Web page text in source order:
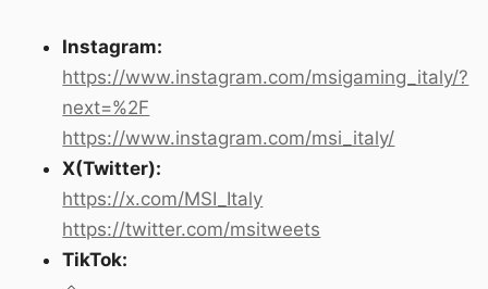
Instagram:
https://www.instagram.com/msigaming_italy/?
next=%2F
https://www.instagram.com/msi_italy/
X(Twitter):
https://x.com/MSI_Italy
https://twitter.com/msitweets
TikTok: